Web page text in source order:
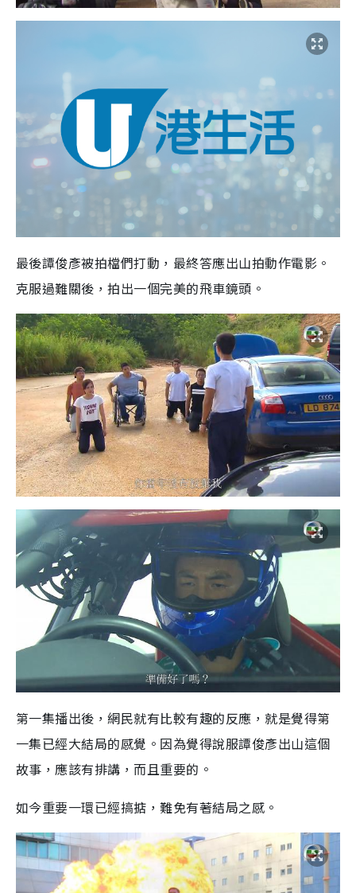
最後譚俊彥被拍檔們打動，最終答應出山拍動作電影。
克服過難關後，拍出一個完美的飛車鏡頭。
第一集播出後，網民就有比較有趣的反應，就是覺得第
一集已經大結局的感覺。因為覺得說服譚俊彥出山這個
故事，應該有排講，而且重要的。
如今重要一環已經搞掂，難免有著結局之感。